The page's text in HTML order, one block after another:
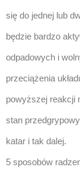
się do jednej lub
będzie bardzo
odpadowych i
przeciążenia
powyższej reakcji
stan
katar i tak dalej.
5 sposobów